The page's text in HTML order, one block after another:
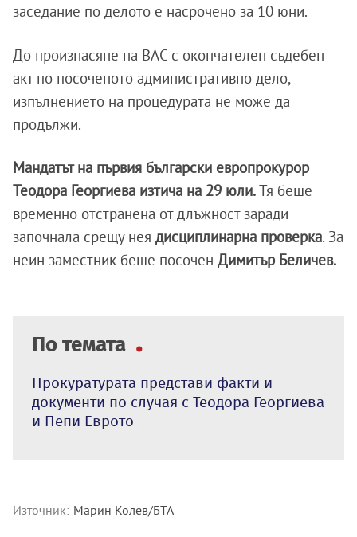
заседание по делото е насрочено за 10 юни.
До произнасяне на ВАС с окончателен съдебен
акт по посоченото административно дело,
изпълнението на процедурата не може да
продължи.
Мандатът на първия български европрокурор
Теодора Георгиева изтича на 29 юли.Тя беше
временно отстранена от длъжност заради
започнала срещу нея дисциплинарна проверка. За
неин заместник беше посочен Димитър Беличев.
По темата
Прокуратурата представи факти и
документи по случая с Теодора Георгиева
и Пепи Еврото
Източник: Марин Колев/БТА